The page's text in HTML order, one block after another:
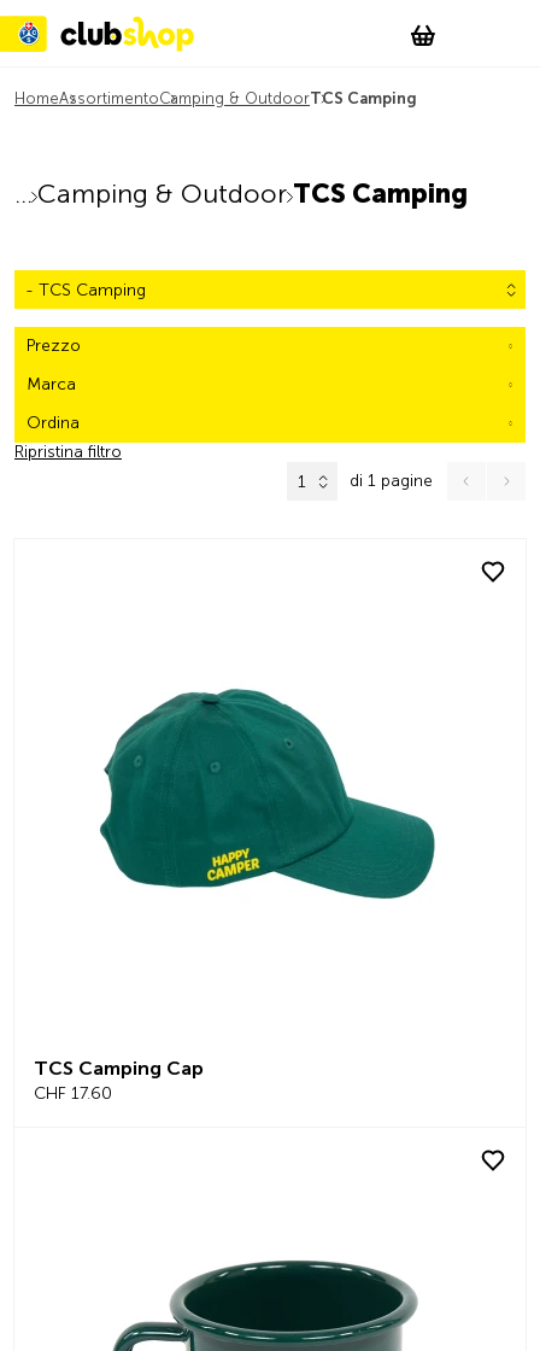
Account
WishList
HomeAssortimentoCamping & OutdoorTCS Camping
Camping & Outdoor TCS Camping
- TCS Camping
Prezzo
Marca
Ordina
Ripristina filtro
1
di 1 pagine
TCS Camping Cap
CHF 17.60